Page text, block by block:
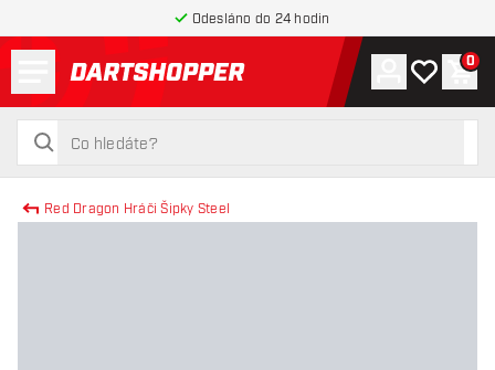
Odesláno do 24 hodin
Zpět na hlavní stránku
hledat
hledat
ÚčetMůj 0
Red Dragon Hráči Šipky Steel